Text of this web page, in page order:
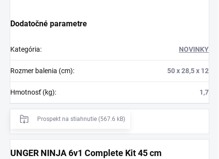
Dodatočné parametre
Kategória: NOVINKY
Rozmer balenia (cm): 50 x 28,5 x 12
Hmotnosť (kg): 1,7
Prospekt na stiahnutie (567.6 kB)
UNGER NINJA 6v1 Complete Kit 45 cm